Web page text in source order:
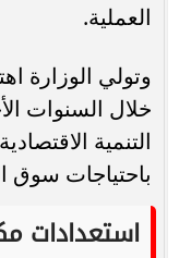
العملية.
وتولي الوزارة
خلال السنوات
التنمية
باحتياجات سوق
استعدادات